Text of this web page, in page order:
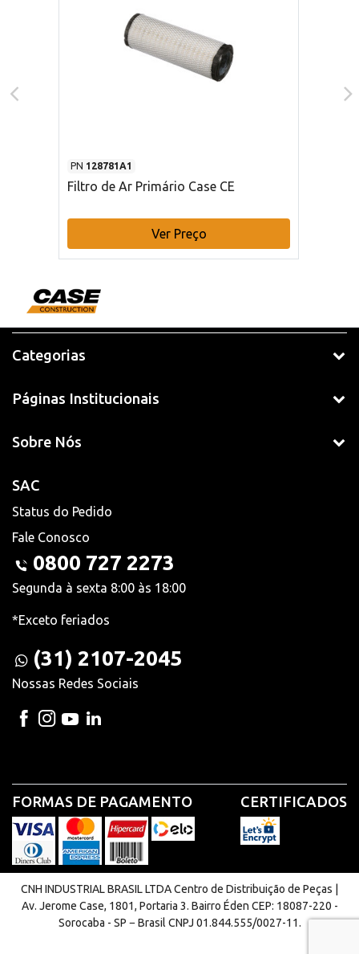
PN 128781A1
Filtro de Ar Primário Case CE
Ver Preço
Categorias
Páginas Institucionais
Sobre Nós
SAC
Status do Pedido
Fale Conosco
0800 727 2273
Segunda à sexta 8:00 às 18:00
*Exceto feriados
(31) 2107-2045
Nossas Redes Sociais
FORMAS DE PAGAMENTO CERTIFICADOS
CNH INDUSTRIAL BRASIL LTDA Centro de Distribuição de Peças |
Av. Jerome Case, 1801, Portaria 3. Bairro Éden CEP: 18087-220 -
Sorocaba - SP − Brasil CNPJ 01.844.555/0027-11.